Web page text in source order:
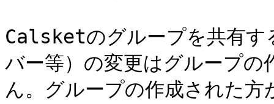
Calsketのグループを共有す
バー等）の変更はグループの
ん。グループの作成された